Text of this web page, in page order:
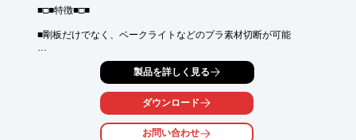
■□■特徴■□■
■剛板だけでなく、ベークライトなどのプラ素材切断が可能
■騒音・振動を大きく削減！空圧不要のエコマシン！
■いろいろな制御パターンで、いろいろな素材の切断が容易
■切断速度を自由に可変可能
製品を詳しく見る
ダウンロード
お問い合わせ